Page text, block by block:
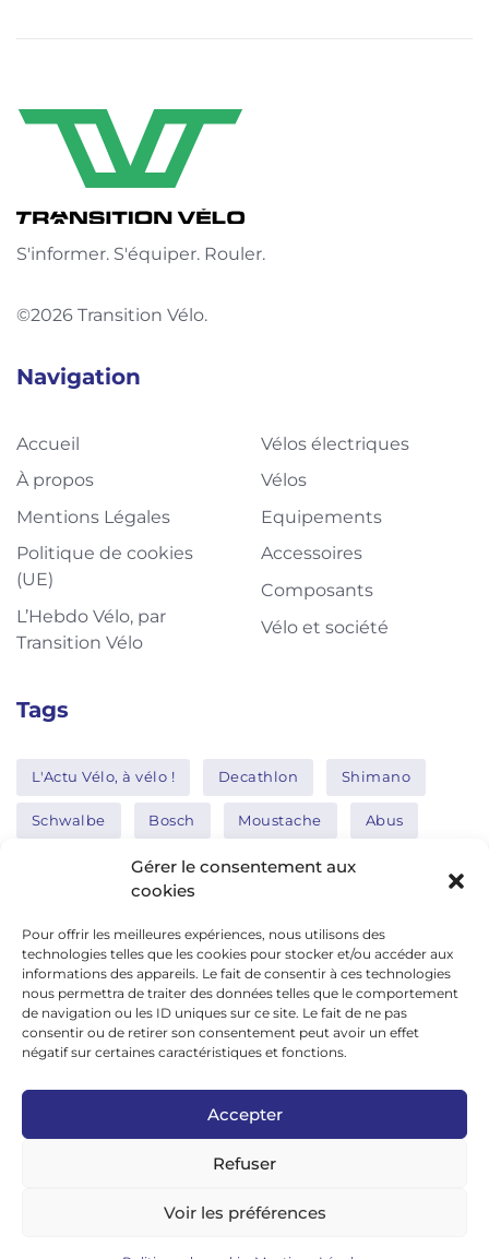
Gérer le consentement aux
cookies
Pour offrir les meilleures expériences, nous utilisons des
technologies telles que les cookies pour stocker et/ou accéder aux
informations des appareils. Le fait de consentir à ces technologies
nous permettra de traiter des données telles que le comportement
de navigation ou les ID uniques sur ce site. Le fait de ne pas
consentir ou de retirer son consentement peut avoir un effet
négatif sur certaines caractéristiques et fonctions.
Accepter
Refuser
Voir les préférences
S'informer. S'équiper. Rouler.
©2026 Transition Vélo.
Navigation
Accueil
À propos
Mentions Légales
Politique de cookies
(UE)
L’Hebdo Vélo, par
Transition Vélo
Vélos électriques
Vélos
Equipements
Accessoires
Composants
Vélo et société
Tags
L'Actu Vélo, à vélo ! Decathlon Shimano
Schwalbe Bosch Moustache Abus
Thule Nakamura
Réseaux sociaux
google news
facebook
twitter